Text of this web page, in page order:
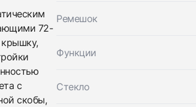
72-
с
скобы,
Ремешок
Функции
Стекло